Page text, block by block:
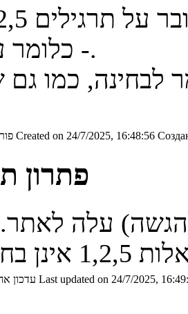
- כלומר על השאלות.
בוודאי בחומר לבחינה,
פורסם Created on 24/7/2025, 16:48:56
פתרון
בית 6 (שאינו להגשה) עלה
עדכון אחרון ב-24/ Last updated on 24/7/2025,